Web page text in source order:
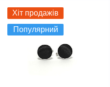
Хіт продажів
Популярний